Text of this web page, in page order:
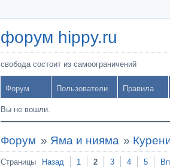
форум hippy.ru
свобода состоит из самоограничений
Форум Пользователи Правила
Вы не вошли.
Форум » Яма и нияма »
Страницы Назад 1 2 3 4 5